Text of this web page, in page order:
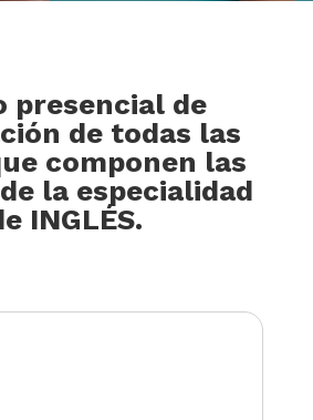
presencial de
de todas las
componen las
la especialidad
INGLÉS.